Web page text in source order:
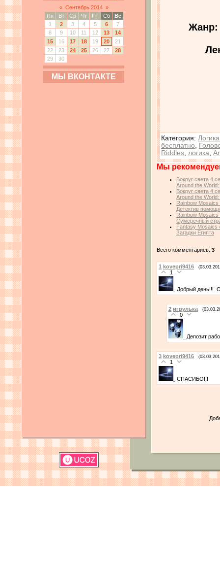
« Сентябрь 2014 »
Пн
Вт Ср Чт Пт Сб
Вс
1
2 3 4 5 6
7
8
9 10 11 12 13
14
15
16 17 18 19 20
21
22
23 24 25 26 27
28
29
30
МЫ ВКОНТАКТЕ
Жанр:
Категория:
бесплатно
Riddles логика
Мы
Вокруг света 4
Around the
Вокруг света 4
Around the
Rainbow
Детектив
Rainbow
Сумеречный
Fantasy Mosaics
Загадки Египта
Всего комментариев: 3
1 kovepri9416
1
Добрый день!!!
2 игрулька
0
Депозит
3 kovepri9416
1
СПАСИБО!!!